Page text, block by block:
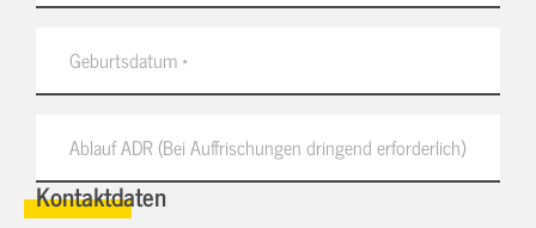
Kontaktdaten